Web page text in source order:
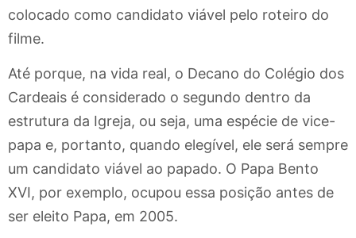
colocado como candidato viável pelo roteiro do
filme.
Até porque, na vida real, o Decano do Colégio dos
Cardeais é considerado o segundo dentro da
estrutura da Igreja, ou seja, uma espécie de vice-
papa e, portanto, quando elegível, ele será sempre
um candidato viável ao papado. O Papa Bento
XVI, por exemplo, ocupou essa posição antes de
ser eleito Papa, em 2005.